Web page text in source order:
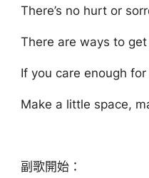
There’s no hurt or
There are ways to
If you care enough
Make a little space,
副歌開始：